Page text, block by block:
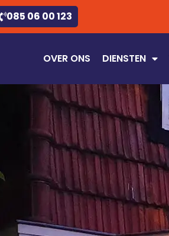
085 06 00 123
OVER ONS DIENSTEN